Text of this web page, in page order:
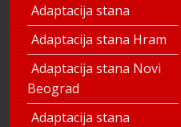
Adaptacija stana
Adaptacija stana Hram
Adaptacija stana Novi
Beograd
Adaptacija stana